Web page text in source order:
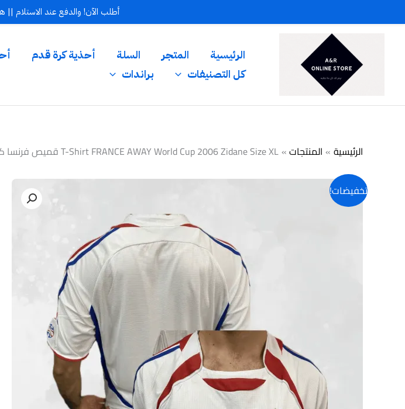
إلى
الرئيسية المتجر السلة أحذية كرة قدم
كل التصنيفات
براندات
الرئيسية المنتجات T-Shirt FRANCE AWAY World Cup 2006 Zidane Size XL قميص فرنسا كأس العالم زيدان مقاس اكس لارج
تخفيضات!
أطلب الآن! والدفع عند الاستلام ||